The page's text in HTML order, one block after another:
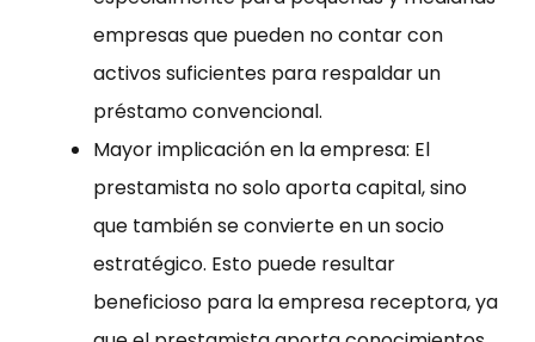
empresas que pueden no contar con
activos suficientes para respaldar un
préstamo convencional.
Mayor implicación en la empresa: El
prestamista no solo aporta capital, sino
que también se convierte en un socio
estratégico. Esto puede resultar
beneficioso para la empresa receptora, ya